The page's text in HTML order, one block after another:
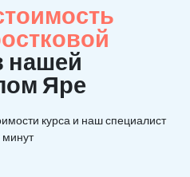
нашей
Яре
курса и наш специалист
минут